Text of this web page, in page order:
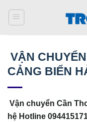
qua
VẬN
CẢNG BIỂN
Vận chuyển Cần
hệ Hotline